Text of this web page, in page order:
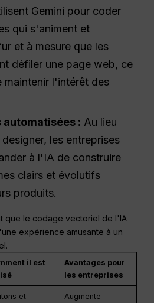
Gemini pour coder
qui s'animent et
et à mesure que les
défiler une page web, ce
maintenir l'intérêt des
: Au lieu
les entreprises
à l'IA de construire
clairs et évolutifs
produits.
que le codage vectoriel de l'IA
expérience amusante à un
il est
Avantages pour
les entreprises
et
Augmente